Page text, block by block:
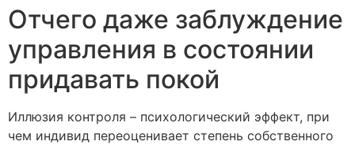
Отчего даже заблуждение
управления в состоянии
придавать покой
Иллюзия контроля – психологический эффект, при
чем индивид переоценивает степень собственного